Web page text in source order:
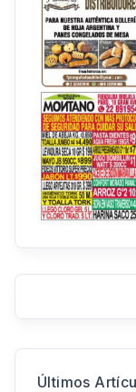
Últimos